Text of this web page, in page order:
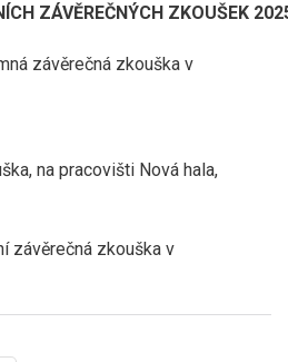
ZÁVĚREČNÝCH ZKOUŠEK
závěrečná zkouška v
na pracovišti Nová hala,
závěrečná zkouška v